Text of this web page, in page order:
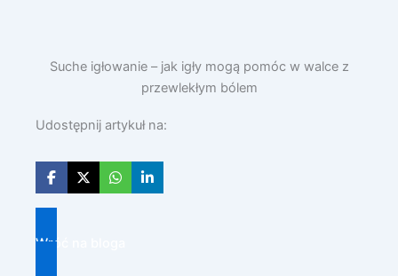
Suche igłowanie – jak igły mogą pomóc w walce z
przewlekłym bólem
Udostępnij artykuł na:
Wróć na bloga